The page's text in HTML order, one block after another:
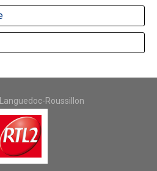
Roussillon